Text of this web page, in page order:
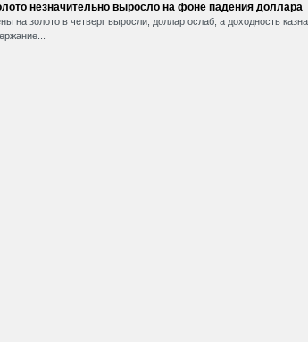
незначительно выросло на фоне падения доллара
на золото в четверг выросли, доллар ослаб, а доходность